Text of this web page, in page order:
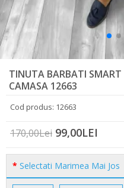
TINUTA BARBATI
CAMASA 12663
Cod produs: 12663
170,00Lei 99,00LEI
Selectati Marimea Mai Jos